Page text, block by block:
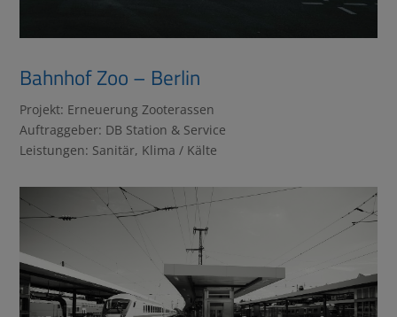
Bahnhof Zoo – Berlin
Projekt: Erneuerung Zooterassen
Auftraggeber: DB Station & Service
Leistungen: Sanitär, Klima / Kälte